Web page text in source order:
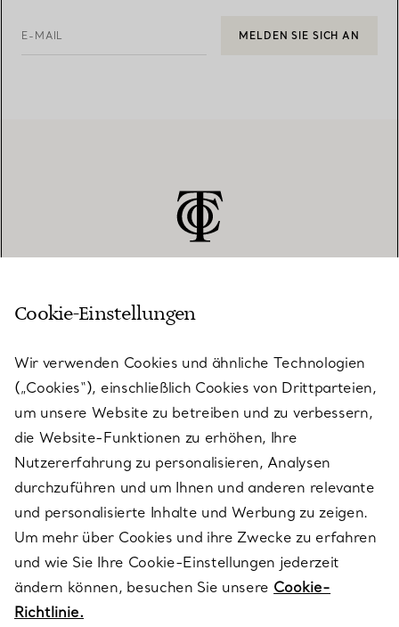
E-MAIL MELDEN SIE SICH AN
KUNDENSERVICE
SERVICES
ÜBER TIFFANY & CO.
RECHTLICHE HINWEISE
FOLGEN SIE UNS
Cookie-Einstellungen
Wir verwenden Cookies und ähnliche Technologien
(„Cookies“), einschließlich Cookies von Drittparteien,
um unsere Website zu betreiben und zu verbessern,
die Website-Funktionen zu erhöhen, Ihre
Nutzererfahrung zu personalisieren, Analysen
durchzuführen und um Ihnen und anderen relevante
und personalisierte Inhalte und Werbung zu zeigen.
Um mehr über Cookies und ihre Zwecke zu erfahren
und wie Sie Ihre Cookie-Einstellungen jederzeit
ändern können, besuchen Sie unsere Cookie-
Richtlinie.